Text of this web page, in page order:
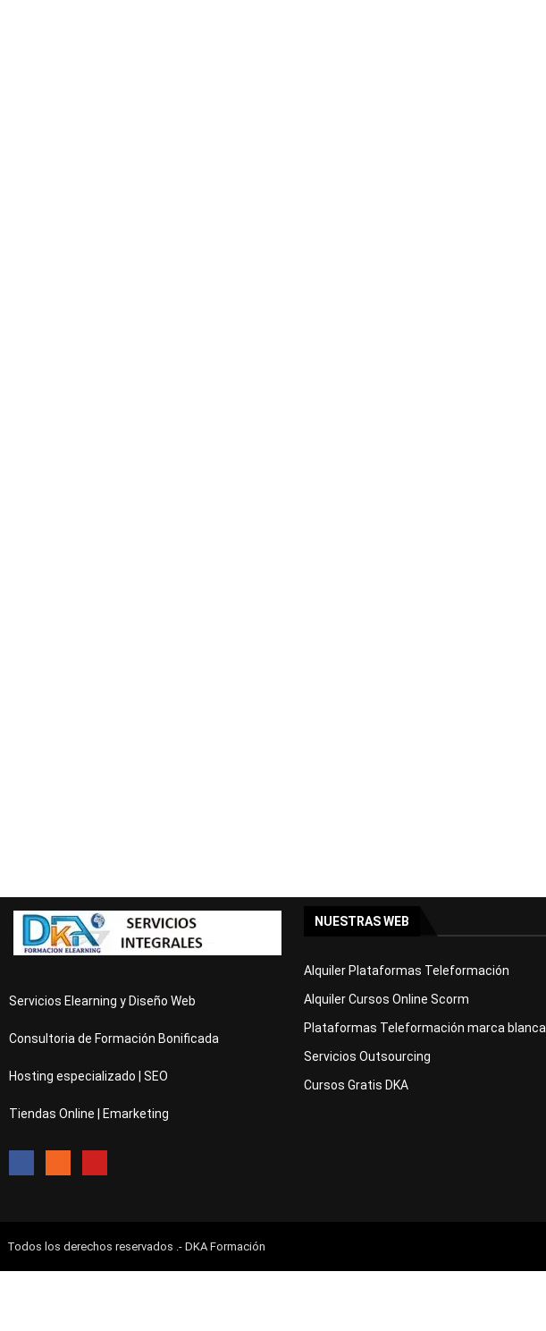
Servicios Elearning y Diseño Web
Consultoria de Formación Bonificada
Hosting especializado | SEO
Tiendas Online | Emarketing
NUESTRAS WEB
Alquiler Plataformas Teleformación
Alquiler Cursos Online Scorm
Plataformas Teleformación marca blanca
Servicios Outsourcing
Cursos Gratis DKA
Todos los derechos reservados .- DKA Formación